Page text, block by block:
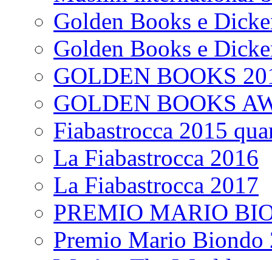
Golden Books e
Golden Books e
GOLDEN BOOKS
GOLDEN BOOKS
Fiabastrocca 2015
La Fiabastrocca 2016
La Fiabastrocca 2017
PREMIO MARIO
Premio Mario Biondo